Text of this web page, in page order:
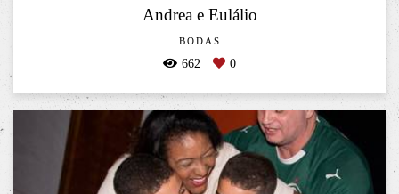
Andrea e Eulálio
BODAS
662 0